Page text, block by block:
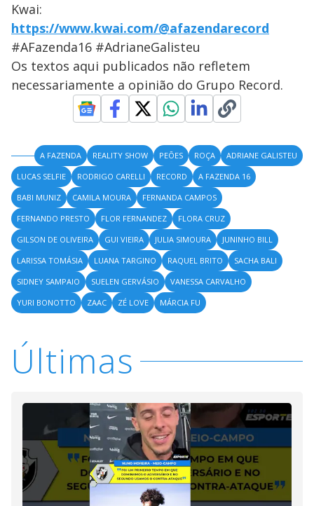
Kwai:
https://www.kwai.com/@afazendarecord
#AFazenda16 #AdrianeGalisteu
Os textos aqui publicados não refletem
necessariamente a opinião do Grupo Record.
A FAZENDA REALITY SHOW PEÕES ROÇA
ADRIANE GALISTEU
LUCAS SELFIE
RODRIGO CARELLI RECORD
A FAZENDA 16
BABI MUNIZ
CAMILA MOURA
FERNANDA CAMPOS
FERNANDO PRESTO
FLOR FERNANDEZ
FLORA CRUZ
GILSON DE OLIVEIRA
GUI VIEIRA JULIA SIMOURA
JUNINHO BILL
LARISSA TOMÁSIA
LUANA TARGINO RAQUEL BRITO
SACHA BALI
SIDNEY SAMPAIO
SUELEN GERVÁSIO
VANESSA CARVALHO
YURI BONOTTO
ZAAC ZÉ LOVE MÁRCIA FU
Últimas